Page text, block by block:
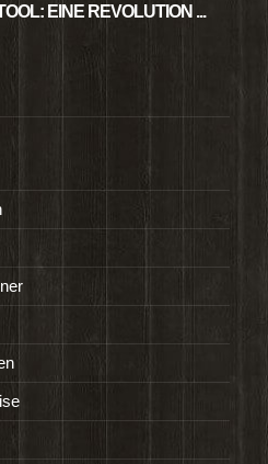
EINE REVOLUTION ...